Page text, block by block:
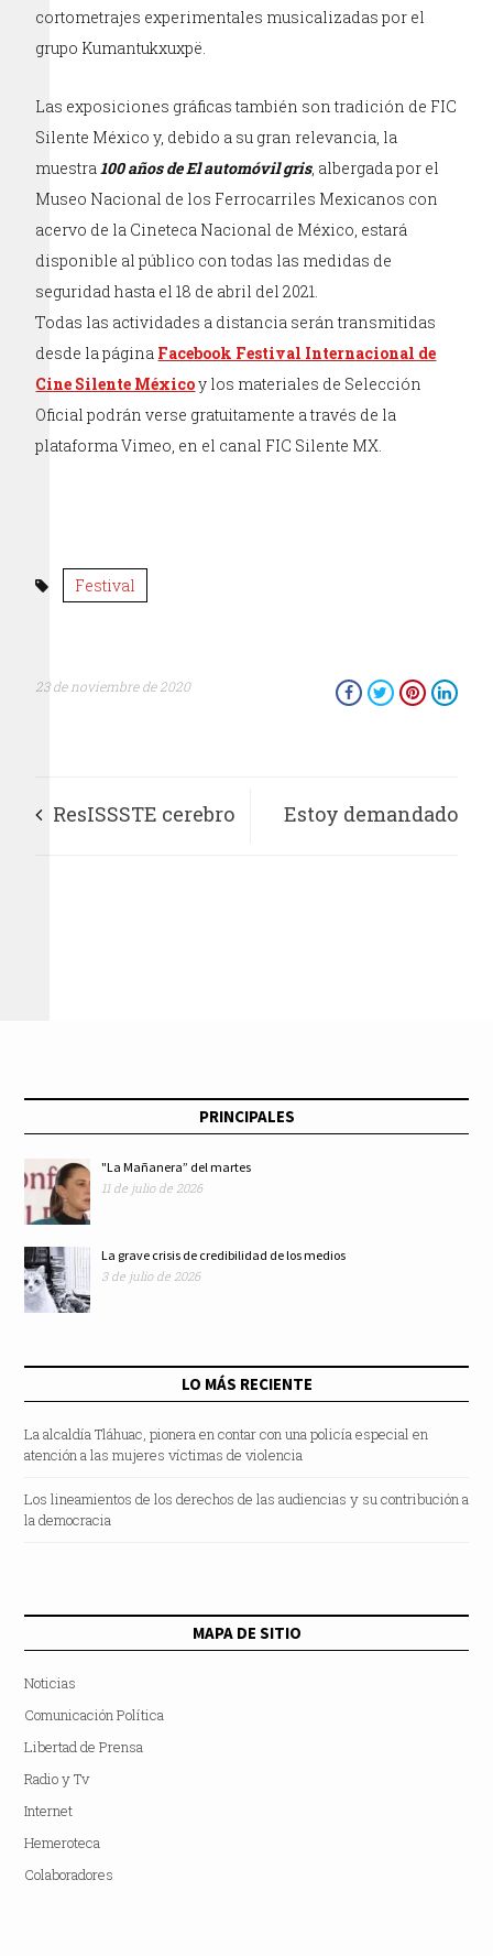
cortometrajes experimentales musicalizadas por el
grupo Kumantukxuxpë.
Las exposiciones gráficas también son tradición de FIC
Silente México y, debido a su gran relevancia, la
muestra 100 años de El automóvil gris, albergada por el
Museo Nacional de los Ferrocarriles Mexicanos con
acervo de la Cineteca Nacional de México, estará
disponible al público con todas las medidas de
seguridad hasta el 18 de abril del 2021.
Todas las actividades a distancia serán transmitidas
desde la página Facebook Festival Internacional de
Cine Silente Méxicoy los materiales de Selección
Oficial podrán verse gratuitamente a través de la
plataforma Vimeo, en el canal FIC Silente MX.
Festival
23 de noviembre de 2020
ResISSSTE cerebro Estoy demandado
PRINCIPALES
"La Mañanera” del martes
11 de julio de 2026
La grave crisis de credibilidad de los medios
3 de julio de 2026
LO MÁS RECIENTE
La alcaldía Tláhuac, pionera en contar con una policía especial en
atención a las mujeres víctimas de violencia
Los lineamientos de los derechos de las audiencias y su contribución a
la democracia
MAPA DE SITIO
Noticias
Comunicación Política
Libertad de Prensa
Radio y Tv
Internet
Hemeroteca
Colaboradores